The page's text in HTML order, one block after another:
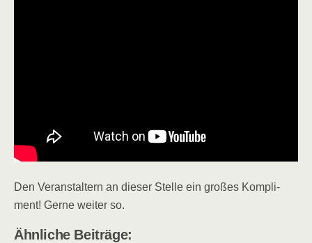
Den Ver­an­stal­tern an die­ser Stel­le ein gro­ßes Kom­pli­
ment! Ger­ne wei­ter so.
Ähn­li­che Beiträge: